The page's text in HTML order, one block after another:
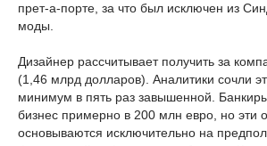
прет-а-порте, за что был исключен из
моды.
Дизайнер рассчитывает получить за
(1,46 млрд долларов). Аналитики сочли
минимум в пять раз завышенной.
бизнес примерно в 200 млн евро, но эти
основываются исключительно на